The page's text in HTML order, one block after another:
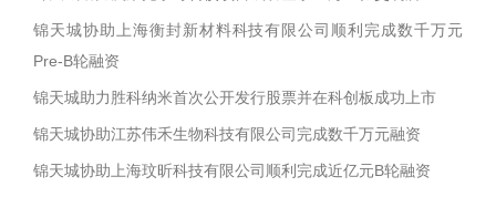
锦天城协助上海衡封新材料科技有限公司顺利完成数千万元
Pre-B轮融资
锦天城助力胜科纳米首次公开发行股票并在科创板成功上市
锦天城协助江苏伟禾生物科技有限公司完成数千万元融资
锦天城协助上海玟昕科技有限公司顺利完成近亿元B轮融资